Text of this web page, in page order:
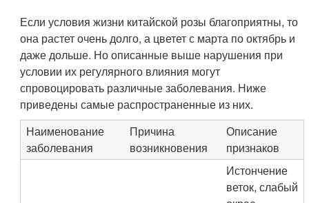
Если условия жизни китайской розы благоприятны, то
она растет очень долго, а цветет с марта по октябрь и
даже дольше. Но описанные выше нарушения при
условии их регулярного влияния могут
спровоцировать различные заболевания. Ниже
приведены самые распространенные из них.
Наименование
заболевания
Причина
возникновения
Описание
признаков
Истончение
веток, слабый